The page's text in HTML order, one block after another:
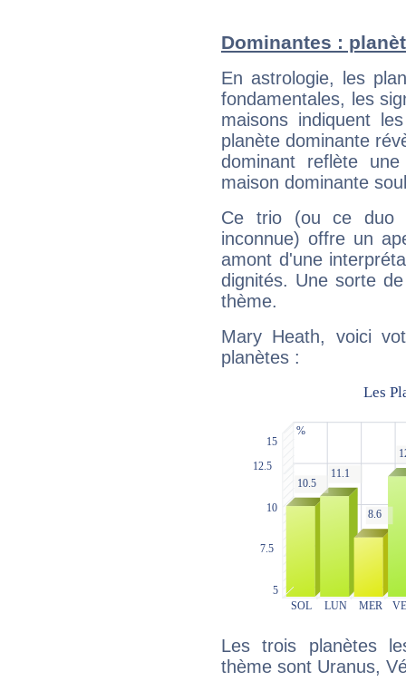
Dominantes :
En astrologie, les
fondamentales, les
maisons indiquent
planète dominante
dominant reflète
maison dominante
Ce trio (ou ce duo
inconnue) offre un
amont d'une
dignités. Une sorte
thème.
Mary Heath, voici
planètes :
Les trois planètes
thème sont Uranus,